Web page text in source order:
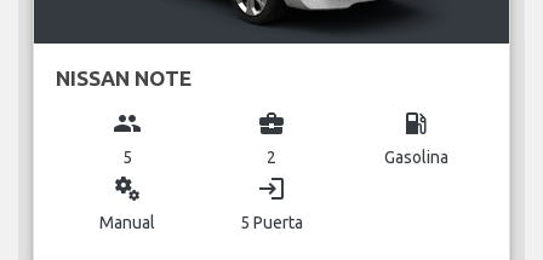
NISSAN NOTE
group
5
business_center
2
local_gas_station
Gasolina
miscellaneous_services
Manual
login
5 Puerta